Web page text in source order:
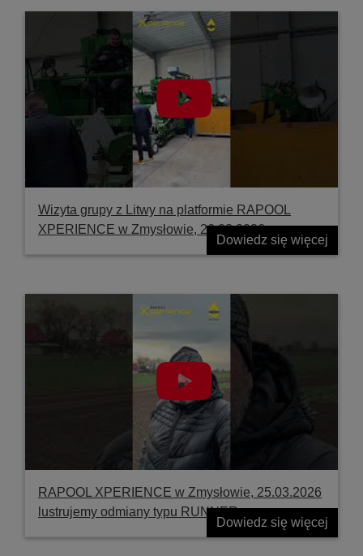
Wizyta grupy z Litwy na platformie RAPOOL
XPERIENCE w Zmysłowie, 26.03.2026
Dowiedz się więcej
RAPOOL XPERIENCE w Zmysłowie, 25.03.2026
lustrujemy odmiany typu RUNNER
Dowiedz się więcej